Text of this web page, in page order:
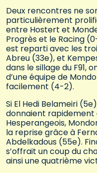
Deux rencontres ne
particulièrement
entre Hostert et
Progrès et le Racing
est reparti avec les
Abreu (33e), et
dans le sillage du F91,
d’une équipe de
facilement (4-2).
Si El Hedi Belameiri
donnaient rapidement
Hesperangeois,
la reprise grâce à
Abdelkadous (55e).
s’offrait un coup du
ainsi une quatrième